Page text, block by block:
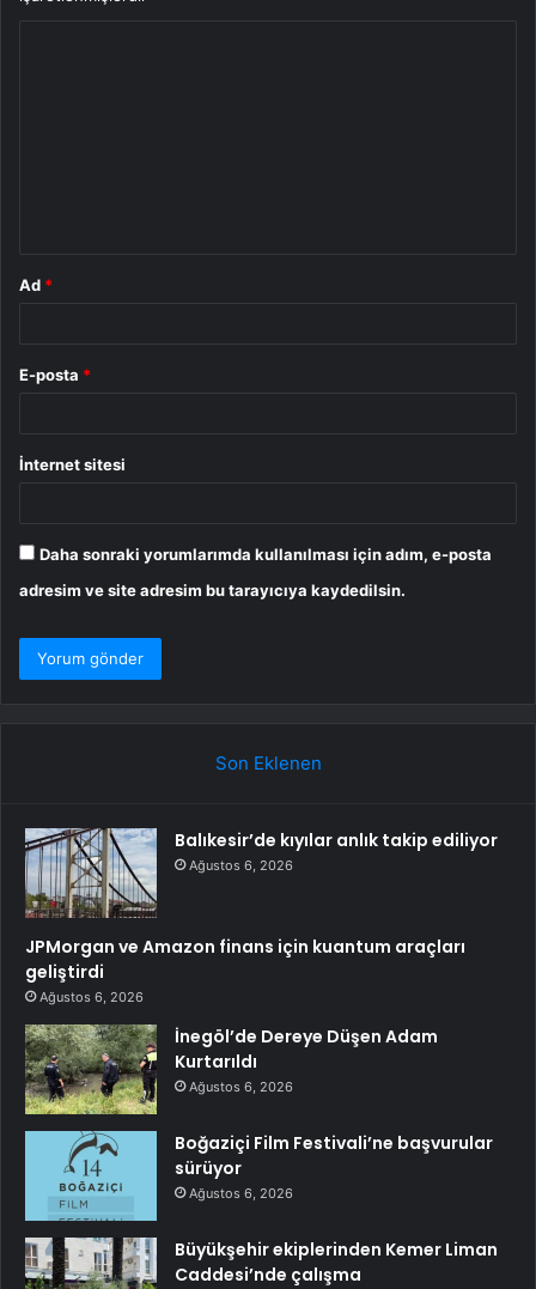
Ad *
E-posta *
İnternet sitesi
Daha sonraki yorumlarımda kullanılması için adım, e-posta
adresim ve site adresim bu tarayıcıya kaydedilsin.
Son Eklenen
Balıkesir’de kıyılar anlık takip ediliyor
Ağustos 6, 2026
JPMorgan ve Amazon finans için kuantum araçları
geliştirdi
Ağustos 6, 2026
İnegöl’de Dereye Düşen Adam
Kurtarıldı
Ağustos 6, 2026
Boğaziçi Film Festivali’ne başvurular
sürüyor
Ağustos 6, 2026
Büyükşehir ekiplerinden Kemer Liman
Caddesi’nde çalışma